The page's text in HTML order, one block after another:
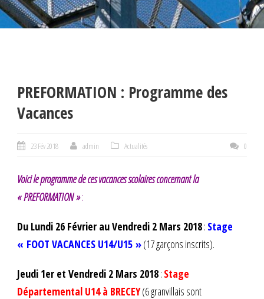
PREFORMATION : Programme des
Vacances
23 Fév 2018 admin Actualités 0
Voici le programme de ces vacances scolaires concernant la
« PREFORMATION »:
Du Lundi 26 Février au Vendredi 2 Mars 2018: Stage
« FOOT VACANCES U14/U15 »(17 garçons inscrits).
Jeudi 1er et Vendredi 2 Mars 2018: Stage
Départemental U14 à BRECEY(6 granvillais sont